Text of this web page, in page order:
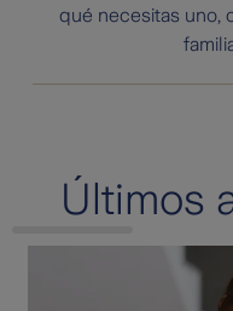
qué necesitas uno,
Últimos